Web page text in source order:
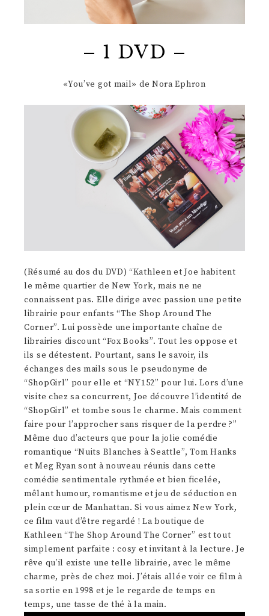
– 1 DVD –
«You’ve got mail» de Nora Ephron
(Résumé au dos du DVD) “Kathleen et Joe habitent
le même quartier de New York, mais ne ne
connaissent pas. Elle dirige avec passion une petite
librairie pour enfants “The Shop Around The
Corner”. Lui possède une importante chaîne de
librairies discount “Fox Books”. Tout les oppose et
ils se détestent. Pourtant, sans le savoir, ils
échanges des mails sous le pseudonyme de
“ShopGirl” pour elle et “NY152” pour lui. Lors d’une
visite chez sa concurrent, Joe découvre l’identité de
“ShopGirl” et tombe sous le charme. Mais comment
faire pour l’approcher sans risquer de la perdre ?”
Même duo d’acteurs que pour la jolie comédie
romantique “Nuits Blanches à Seattle”, Tom Hanks
et Meg Ryan sont à nouveau réunis dans cette
comédie sentimentale rythmée et bien ficelée,
mêlant humour, romantisme et jeu de séduction en
plein cœur de Manhattan. Si vous aimez New York,
ce film vaut d’être regardé ! La boutique de
Kathleen “The Shop Around The Corner” est tout
simplement parfaite : cosy et invitant à la lecture. Je
rêve qu’il existe une telle librairie, avec le même
charme, près de chez moi. J’étais allée voir ce film à
sa sortie en 1998 et je le regarde de temps en
temps, une tasse de thé à la main.